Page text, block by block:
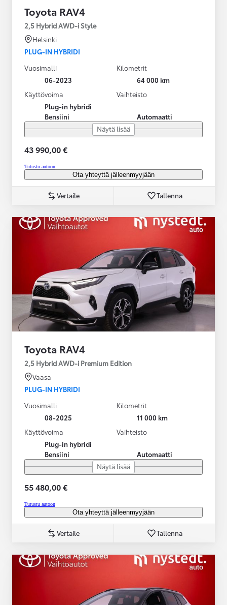
Toyota RAV4
2,5 Hybrid AWD-i Style
Helsinki
PLUG-IN HYBRIDI
Vuosimalli
06-2023
Kilometrit
64 000 km
Käyttövoima
Plug-in hybridi
Bensiini
Vaihteisto
Automaatti
Näytä lisää
43 990,00 €
Tutustu autoon
Ota yhteyttä jälleenmyyjään
Vertaile Tallenna
Toyota RAV4
2,5 Hybrid AWD-i Premium Edition
Vaasa
PLUG-IN HYBRIDI
Vuosimalli
08-2025
Kilometrit
11 000 km
Käyttövoima
Plug-in hybridi
Bensiini
Vaihteisto
Automaatti
Näytä lisää
55 480,00 €
Tutustu autoon
Ota yhteyttä jälleenmyyjään
Vertaile Tallenna